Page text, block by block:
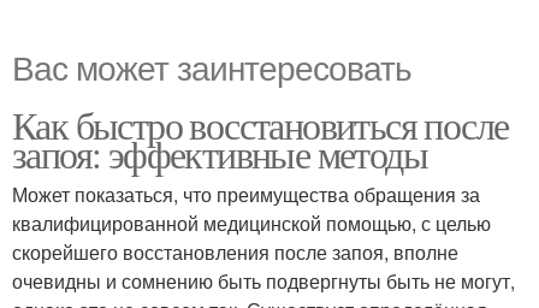
Вас может заинтересовать
Как быстро восстановиться после
запоя: эффективные методы
Может показаться, что преимущества обращения за
квалифицированной медицинской помощью, с целью
скорейшего восстановления после запоя, вполне
очевидны и сомнению быть подвергнуты быть не могут,